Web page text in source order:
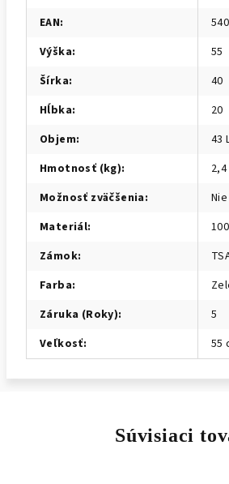
EAN:
Výška:
55
Šírka:
40
Hĺbka:
20
Objem:
43
Hmotnosť (kg):
2,4
Možnosť zväčšenia:
Nie
Materiál:
Zámok:
Farba:
Záruka (Roky):
5
Veľkosť: 55
Súvisiaci